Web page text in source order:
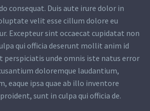
consequat. Duis aute irure dolor in
velit esse cillum dolore eu
Excepteur sint occaecat cupidatat non
qui officia deserunt mollit anim id
perspiciatis unde omnis iste natus error
doloremque laudantium,
eaque ipsa quae ab illo inventore
sunt in culpa qui officia de.